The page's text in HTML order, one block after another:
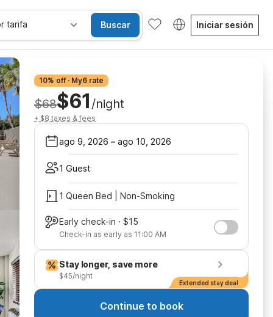
tarifa Buscar Iniciar sesión
10% off · My6 rate
$68$61 /night
+ $8 taxes & fees
ago 9, 2026 – ago 10, 2026
1 Guest
1 Queen Bed | Non-Smoking
Early check-in · $15
Check-in as early as 11:00 AM
Stay longer, save more
$45/night
Extended stay deal
Continue to book